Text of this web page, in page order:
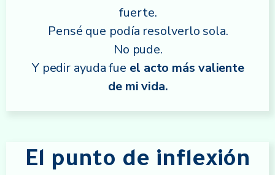
fuerte.
Pensé que podía resolverlo sola.
No pude.
Y pedir ayuda fue el acto más valiente
de mi vida.
El punto de inflexión